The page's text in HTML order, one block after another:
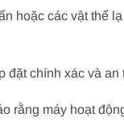
hoặc các vật thể
đặt chính xác và an
rằng máy hoạt